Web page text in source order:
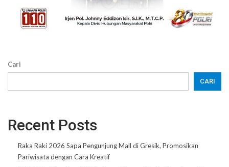
Cari
CARI
Recent Posts
Raka Raki 2026 Sapa Pengunjung Mall di Gresik, Promosikan
Pariwisata dengan Cara Kreatif